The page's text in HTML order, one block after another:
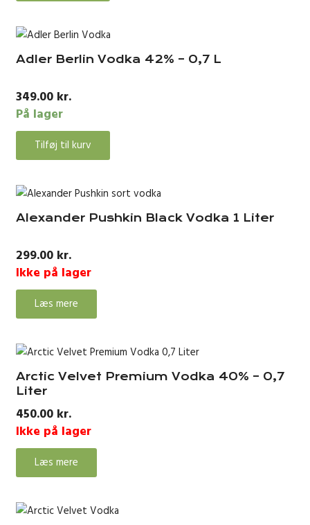
Adler Berlin Vodka 42% – 0,7 L
349.00 kr.
På lager
Tilføj til kurv
Alexander Pushkin Black Vodka 1 Liter
299.00 kr.
Ikke på lager
Læs mere
Arctic Velvet Premium Vodka 40% – 0,7
Liter
450.00 kr.
Ikke på lager
Læs mere